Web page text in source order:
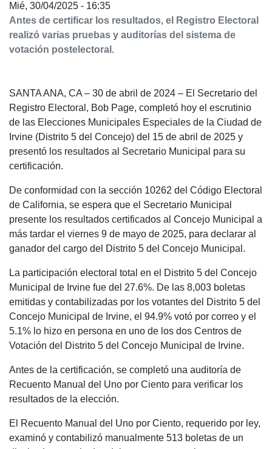
Mié, 30/04/2025 - 16:35
Antes de certificar los resultados, el Registro Electoral
realizó varias pruebas y auditorías del sistema de
votación postelectoral.
SANTA ANA, CA – 30 de abril de 2024 – El Secretario del
Registro Electoral, Bob Page, completó hoy el escrutinio
de las Elecciones Municipales Especiales de la Ciudad de
Irvine (Distrito 5 del Concejo) del 15 de abril de 2025 y
presentó los resultados al Secretario Municipal para su
certificación.
De conformidad con la sección 10262 del Código Electoral
de California, se espera que el Secretario Municipal
presente los resultados certificados al Concejo Municipal a
más tardar el viernes 9 de mayo de 2025, para declarar al
ganador del cargo del Distrito 5 del Concejo Municipal.
La participación electoral total en el Distrito 5 del Concejo
Municipal de Irvine fue del 27.6%. De las 8,003 boletas
emitidas y contabilizadas por los votantes del Distrito 5 del
Concejo Municipal de Irvine, el 94.9% votó por correo y el
5.1% lo hizo en persona en uno de los dos Centros de
Votación del Distrito 5 del Concejo Municipal de Irvine.
Antes de la certificación, se completó una auditoría de
Recuento Manual del Uno por Ciento para verificar los
resultados de la elección.
El Recuento Manual del Uno por Ciento, requerido por ley,
examinó y contabilizó manualmente 513 boletas de un